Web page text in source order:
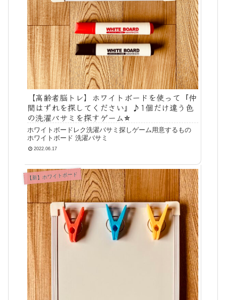
【高齢者脳トレ】ホワイトボードを使って『仲
間はずれを探してください』♪1個だけ違う色
の洗濯バサミを探すゲーム⭐️
ホワイトボードレク洗濯バサミ探しゲーム用意するもの
ホワイトボード 洗濯バサミ
2022.06.17
【新】ホワイトボード